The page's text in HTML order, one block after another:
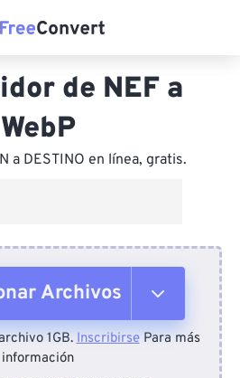
de NEF a
WebP
a DESTINO en línea, gratis.
Archivos
el dispositivo
1GB.InscribirsePara más
información